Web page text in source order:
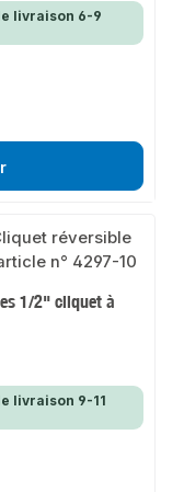
livraison 6-9
1/2" cliquet à
livraison 9-11